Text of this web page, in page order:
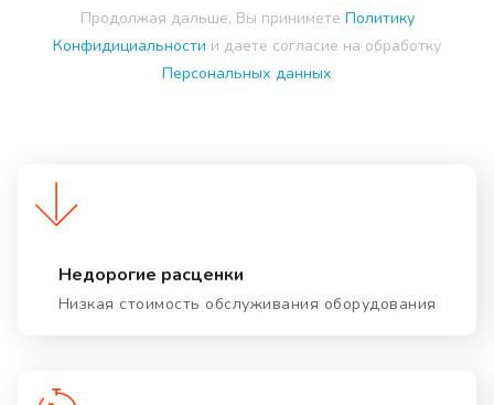
Продолжая дальше, Вы принимете Политику
Конфидициальности и даете согласие на обработку
Персональных данных
Недорогие расценки
Низкая стоимость обслуживания оборудования